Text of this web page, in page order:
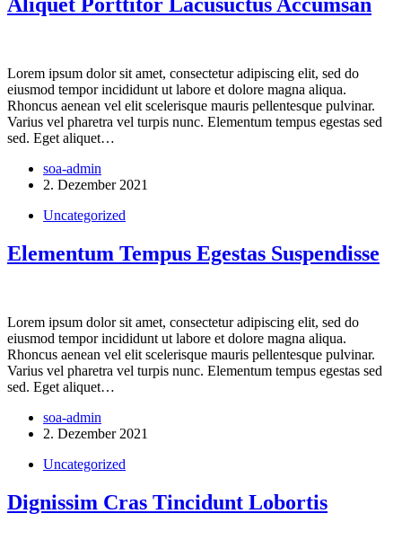
Aliquet Porttitor Lacusuctus Accumsan
Lorem ipsum dolor sit amet, consectetur adipiscing elit, sed do
eiusmod tempor incididunt ut labore et dolore magna aliqua.
Rhoncus aenean vel elit scelerisque mauris pellentesque pulvinar.
Varius vel pharetra vel turpis nunc. Elementum tempus egestas sed
sed. Eget aliquet…
soa-admin
2. Dezember 2021
Uncategorized
Elementum Tempus Egestas Suspendisse
Lorem ipsum dolor sit amet, consectetur adipiscing elit, sed do
eiusmod tempor incididunt ut labore et dolore magna aliqua.
Rhoncus aenean vel elit scelerisque mauris pellentesque pulvinar.
Varius vel pharetra vel turpis nunc. Elementum tempus egestas sed
sed. Eget aliquet…
soa-admin
2. Dezember 2021
Uncategorized
Dignissim Cras Tincidunt Lobortis